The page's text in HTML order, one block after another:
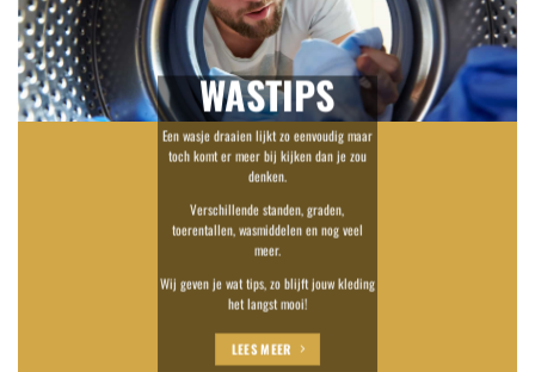
WASTIPS
Een wasje draaien lijkt zo eenvoudig maar
toch komt er meer bij kijken dan je zou
denken.
Verschillende standen, graden,
toerentallen, wasmiddelen en nog veel
meer.
Wij geven je wat tips, zo blijft jouw kleding
het langst mooi!
LEES MEER